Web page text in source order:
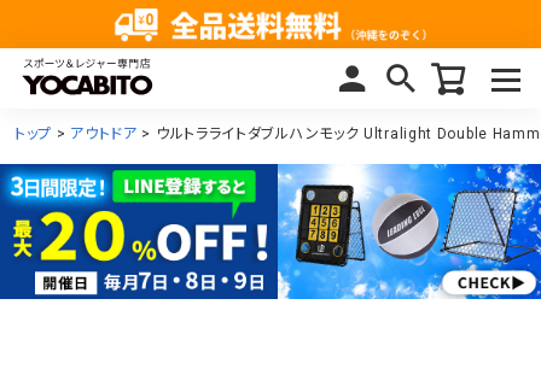
トップ アウトドア ウルトラライトダブルハンモック Ultralight Double